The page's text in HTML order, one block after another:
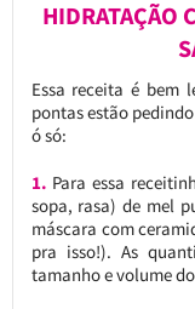
HIDRATAÇÃO
Essa receita é bem
pontas estão
ó só:
1. Para essa
sopa, rasa) de mel
máscara com
pra isso!). As
tamanho e volume